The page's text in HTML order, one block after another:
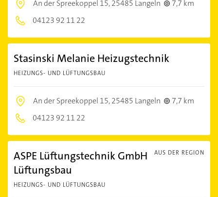
An der Spreekoppel 15,25485 Langeln
7,7 km
04123 92 11 22
Stasinski Melanie Heizugstechnik
HEIZUNGS- UND LÜFTUNGSBAU
An der Spreekoppel 15,25485 Langeln
7,7 km
04123 92 11 22
AUS DER REGION
ASPE Lüftungstechnik GmbH
Lüftungsbau
HEIZUNGS- UND LÜFTUNGSBAU